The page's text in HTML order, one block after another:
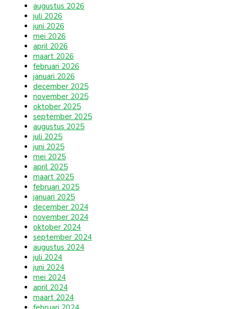
augustus 2026
juli 2026
juni 2026
mei 2026
april 2026
maart 2026
februari 2026
januari 2026
december 2025
november 2025
oktober 2025
september 2025
augustus 2025
juli 2025
juni 2025
mei 2025
april 2025
maart 2025
februari 2025
januari 2025
december 2024
november 2024
oktober 2024
september 2024
augustus 2024
juli 2024
juni 2024
mei 2024
april 2024
maart 2024